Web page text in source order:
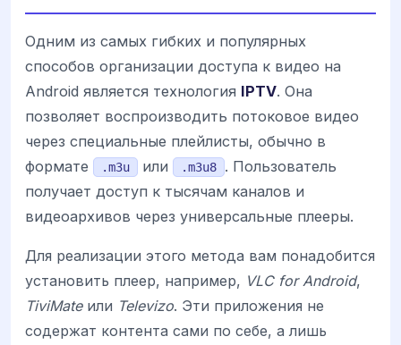
Одним из самых гибких и популярных
способов организации доступа к видео на
Android является технология IPTV. Она
позволяет воспроизводить потоковое видео
через специальные плейлисты, обычно в
формате
.m3u или .m3u8
. Пользователь
получает доступ к тысячам каналов и
видеоархивов через универсальные плееры.
Для реализации этого метода вам понадобится
установить плеер, например, VLC for Android,
TiviMateили Televizo. Эти приложения не
содержат контента сами по себе, а лишь